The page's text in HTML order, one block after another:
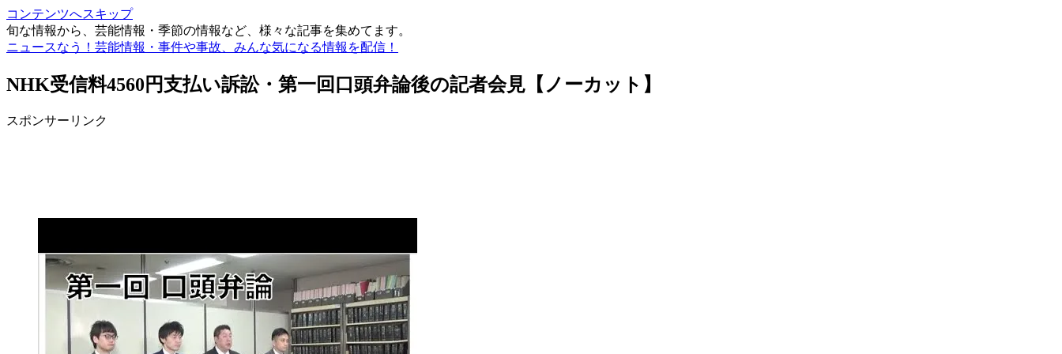
コンテンツへスキップ
旬な情報から、芸能情報・季節の情報など、様々な記事を集めてます。
ニュースなう！芸能情報・事件や事故、みんな気になる情報を配信！
NHK受信料4560円支払い訴訟・第一回口頭弁論後の記者会見【ノーカット】
スポンサーリンク